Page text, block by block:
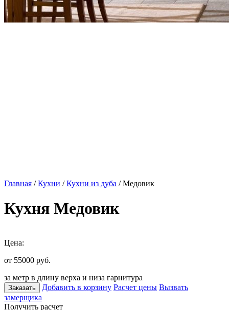
Главная /Кухни /Кухни из дуба / Медовик
Кухня Медовик
Цена:
от 55000 руб.
за метр в длину верха и низа гарнитура
Заказать Добавить в корзину Расчет цены Вызвать
замерщика
Получить расчет